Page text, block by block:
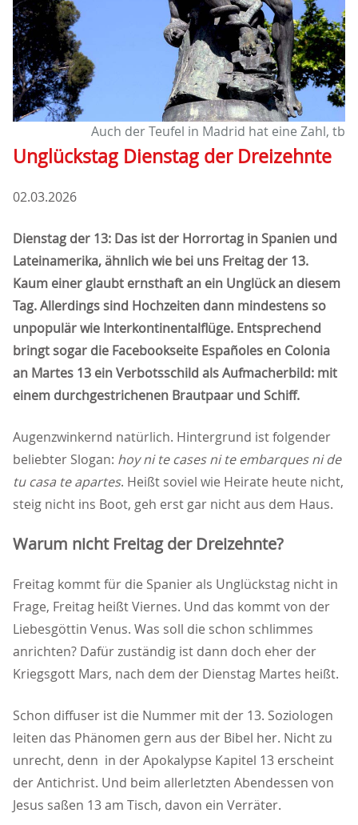
Auch der Teufel in Madrid hat eine Zahl, tb
Unglückstag Dienstag der Dreizehnte
02.03.2026
Dienstag der 13: Das ist der Horrortag in Spanien und
Lateinamerika, ähnlich wie bei uns Freitag der 13.
Kaum einer glaubt ernsthaft an ein Unglück an diesem
Tag. Allerdings sind Hochzeiten dann mindestens so
unpopulär wie Interkontinentalflüge. Entsprechend
bringt sogar die Facebookseite Españoles en Colonia
an Martes 13 ein Verbotsschild als Aufmacherbild: mit
einem durchgestrichenen Brautpaar und Schiff.
Augenzwinkernd natürlich. Hintergrund ist folgender
beliebter Slogan: hoy ni te cases ni te embarques ni de
tu casa te apartes. Heißt soviel wie Heirate heute nicht,
steig nicht ins Boot, geh erst gar nicht aus dem Haus.
Warum nicht Freitag der Dreizehnte?
Freitag kommt für die Spanier als Unglückstag nicht in
Frage, Freitag heißt Viernes. Und das kommt von der
Liebesgöttin Venus. Was soll die schon schlimmes
anrichten? Dafür zuständig ist dann doch eher der
Kriegsgott Mars, nach dem der Dienstag Martes heißt.
Schon diffuser ist die Nummer mit der 13. Soziologen
leiten das Phänomen gern aus der Bibel her. Nicht zu
unrecht, denn in der Apokalypse Kapitel 13 erscheint
der Antichrist. Und beim allerletzten Abendessen von
Jesus saßen 13 am Tisch, davon ein Verräter.